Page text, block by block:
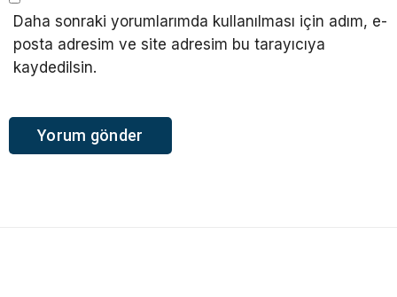
Daha sonraki yorumlarımda kullanılması için adım, e-
posta adresim ve site adresim bu tarayıcıya
kaydedilsin.